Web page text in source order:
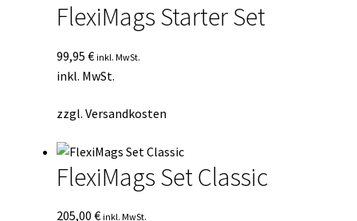
Mein Konto
Mein Konto
Warenkorb
FlexiMags Starter Set
99,95 € inkl. MwSt.
inkl. MwSt.
zzgl. Versandkosten
FlexiMags Set Classic
205,00 € inkl. MwSt.